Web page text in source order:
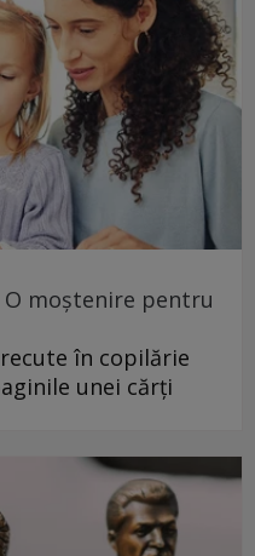
moștenire pentru
în copilărie
unei cărți